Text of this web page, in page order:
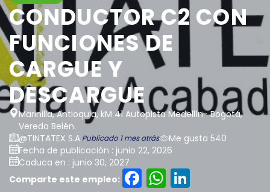
CONDUCTOR C2 CON
FUNCIONES DE
CARGUE Y
DESCARGUE
Marinilla, Antioquia, kM 41 Autopista Medellín- Bogotá,
Vereda Belén.
@TINTATEX S.A.Publicado 1 mes atrás
Me gusta 540
Fecha de publicación : junio 22, 2026
Caduca en : junio 30, 2027
Comparte este empleo:
Facebook